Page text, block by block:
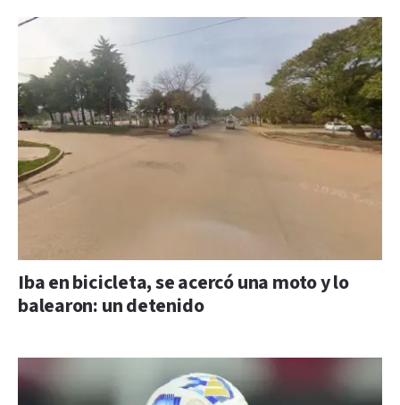
Iba en bicicleta, se acercó una moto y lo
balearon: un detenido